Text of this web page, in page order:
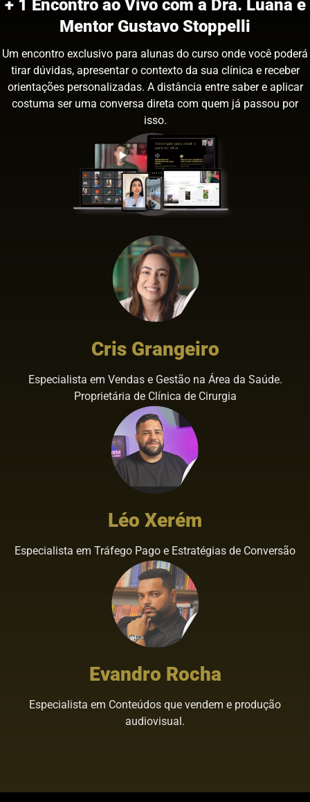
+ 1 Encontro ao Vivo com a Dra. Luana e
Mentor Gustavo Stoppelli
Um encontro exclusivo para alunas do curso onde você poderá
tirar dúvidas, apresentar o contexto da sua clínica e receber
orientações personalizadas. A distância entre saber e aplicar
costuma ser uma conversa direta com quem já passou por
isso.
Cris Grangeiro
Especialista em Vendas e Gestão na Área da Saúde.
Proprietária de Clínica de Cirurgia
Léo Xerém
Especialista em Tráfego Pago e Estratégias de Conversão
Evandro Rocha
Especialista em Conteúdos que vendem e produção
audiovisual.